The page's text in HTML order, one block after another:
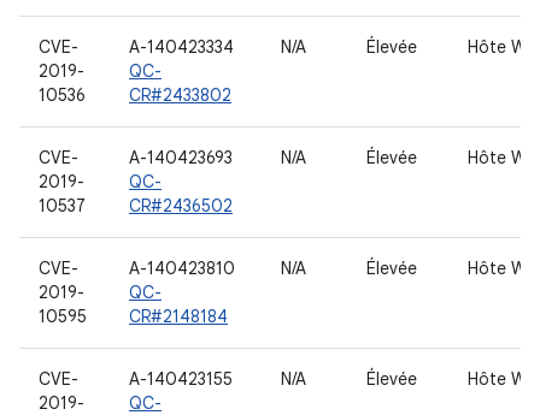
CVE-
2019-
10536
A-140423334
QC-
CR#2433802
N/A Élevée Hôte
CVE-
2019-
10537
A-140423693
QC-
CR#2436502
N/A Élevée Hôte
CVE-
2019-
10595
A-140423810
QC-
CR#2148184
N/A Élevée Hôte
CVE-
2019-
A-140423155
QC-
N/A Élevée Hôte